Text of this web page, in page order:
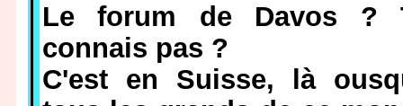
Le forum de Davos ?
connais pas ?
C'est en Suisse, là